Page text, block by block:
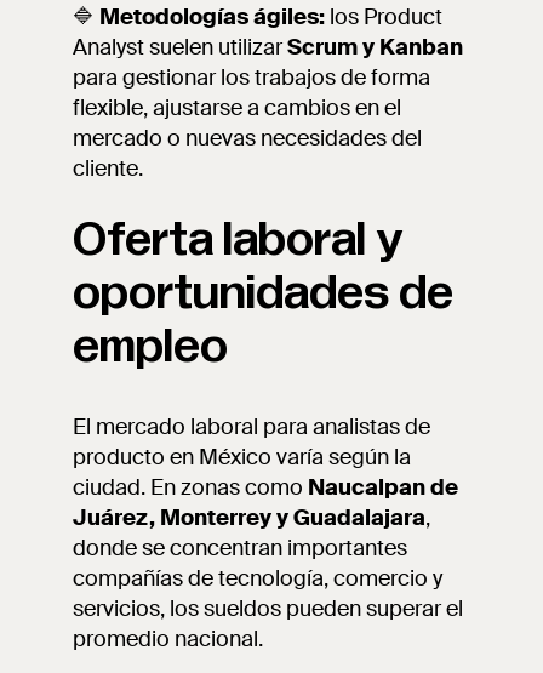
🔷 Metodologías ágiles: los Product
Analyst suelen utilizarScrum y Kanban
para gestionar los trabajos de forma
flexible, ajustarse a cambios en el
mercado o nuevas necesidades del
cliente.
Oferta laboral y
oportunidades de
empleo
El mercado laboral para analistas de
producto en México varía según la
ciudad. En zonas como Naucalpan de
Juárez, Monterrey y Guadalajara,
donde se concentran importantes
compañías de tecnología, comercio y
servicios, los sueldos pueden superar el
promedio nacional.